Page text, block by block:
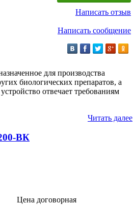
Написать отзыв
Написать сообщение
для производства
биологических препаратов, а
отвечает требованиям
Читать далее
ВК
Цена договорная